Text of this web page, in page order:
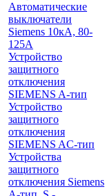
Автоматические
выключатели
Siemens 10кА, 80-
125A
Устройство
защитного
отключения
SIEMENS A-тип
Устройство
защитного
отключения
SIEMENS AС-тип
Устройства
защитного
отключения Siemens